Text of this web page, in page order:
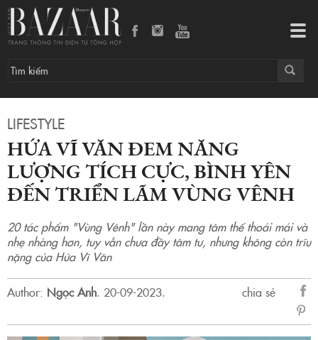
LIFESTYLE
HỨA VĨ VĂN ĐEM NĂNG
LƯỢNG TÍCH CỰC, BÌNH YÊN
ĐẾN TRIỂN LÃM VÙNG VÊNH
20 tác phẩm "Vùng Vênh" lần này mang tâm thế thoải mái và
nhẹ nhàng hơn, tuy vẫn chưa đầy tâm tư, nhưng không còn trĩu
nặng của Hứa Vĩ Văn
Author: Ngọc Anh. 20-09-2023.
chia sẻ
sẻ